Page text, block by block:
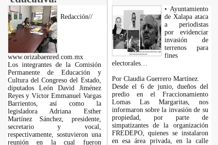
Redacción//
www.orizabaenred.com.mx
Los integrantes de la Comisión
Permanente de Educación y
Cultura del Congreso del Estado,
diputados León David Jiménez
Reyes y Víctor Emmanuel Vargas
Barrientos, así como la
legisladora Adriana Esther
Martínez Sánchez, presidente,
secretario y vocal,
respectivamente, sostuvieron una
reunión en la cual fueron
• Ayuntamiento
de Xalapa ataca
a periodistas
por evidenciar
invasión de
terrenos para
fines
electorales…
Por Claudia Guerrero Martínez.
Desde el 6 de junio, dueños del
predio en el Fraccionamiento
Lomas Las Margaritas, nos
informaron sobre la invasión de su
propiedad, por parte de
simpatizantes de la organización
FREDEPO, quienes se instalaron
en esa área privada, en la calle